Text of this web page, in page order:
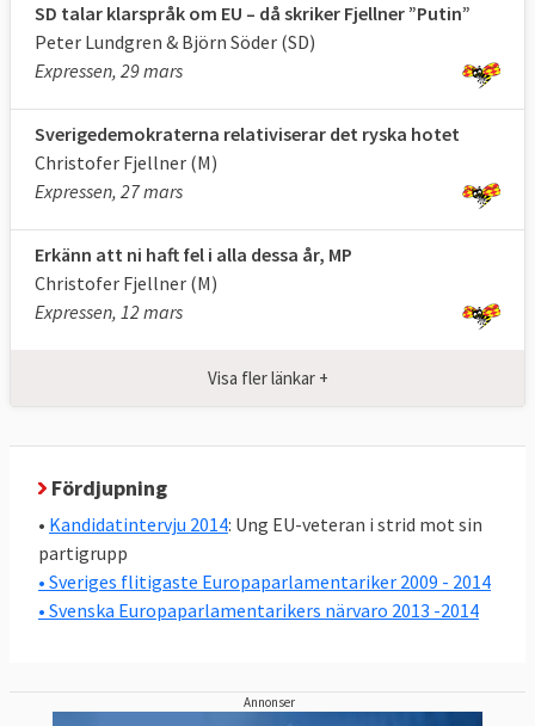
SD talar klarspråk om EU – då skriker Fjellner ”Putin”
Peter Lundgren & Björn Söder (SD)
Expressen, 29 mars
Sverigedemokraterna relativiserar det ryska hotet
Christofer Fjellner (M)
Expressen, 27 mars
Erkänn att ni haft fel i alla dessa år, MP
Christofer Fjellner (M)
Expressen, 12 mars
Visa fler länkar +
Fördjupning
• Kandidatintervju 2014: Ung EU-veteran i strid mot sin
partigrupp
• Sveriges flitigaste Europaparlamentariker 2009 - 2014
• Svenska Europaparlamentarikers närvaro 2013 -2014
Annonser